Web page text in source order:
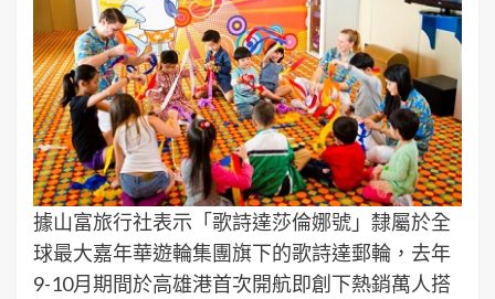
據山富旅行社表示「歌詩達莎倫娜號」隸屬於全
球最大嘉年華遊輪集團旗下的歌詩達郵輪，去年
9-10月期間於高雄港首次開航即創下熱銷萬人搭